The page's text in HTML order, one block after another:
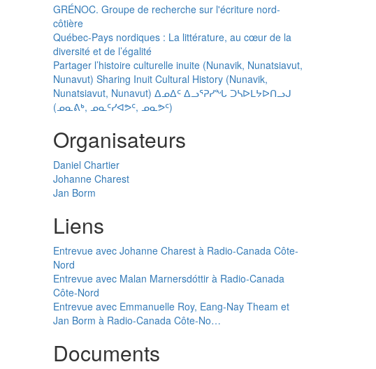
GRÉNOC. Groupe de recherche sur l'écriture nord-
côtière
Québec-Pays nordiques : La littérature, au cœur de la
diversité et de l’égalité
Partager l’histoire culturelle inuite (Nunavik, Nunatsiavut,
Nunavut) Sharing Inuit Cultural History (Nunavik,
Nunatsiavut, Nunavut) ᐃᓄᐃᑦ ᐃᓗᕐᕈᓯᖓ ᑐᓴᐅᒪᔭᐅᑎᓗᒍ
(ᓄᓇᕕᒃ, ᓄᓇᑦᓯᐊᕗᑦ, ᓄᓇᕗᑦ)
Organisateurs
Daniel Chartier
Johanne Charest
Jan Borm
Liens
Entrevue avec Johanne Charest à Radio-Canada Côte-
Nord
Entrevue avec Malan Marnersdóttir à Radio-Canada
Côte-Nord
Entrevue avec Emmanuelle Roy, Eang-Nay Theam et
Jan Borm à Radio-Canada Côte-No…
Documents